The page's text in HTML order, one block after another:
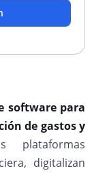
software para
de gastos y
plataformas
digitalizan